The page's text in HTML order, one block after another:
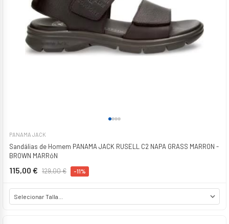
PANAMA JACK
Sandálias de Homem PANAMA JACK RUSELL C2 NAPA GRASS MARRON -
BROWN MARRóN
115,00 € 129,00 € -11%